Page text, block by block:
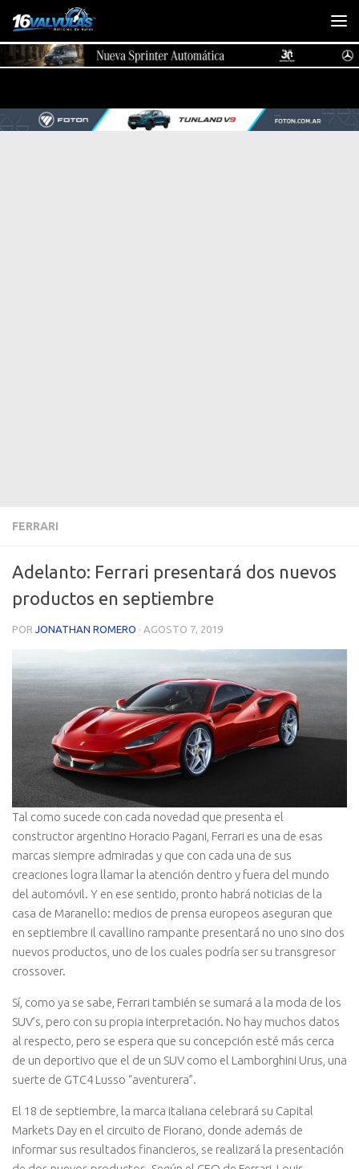
Saltar al contenido
FERRARI
Adelanto: Ferrari presentará dos nuevos
productos en septiembre
POR JONATHAN ROMERO · AGOSTO 7, 2019
Tal como sucede con cada novedad que presenta el
constructor argentino Horacio Pagani, Ferrari es una de esas
marcas siempre admiradas y que con cada una de sus
creaciones logra llamar la atención dentro y fuera del mundo
del automóvil. Y en ese sentido, pronto habrá noticias de la
casa de Maranello: medios de prensa europeos aseguran que
en septiembre il cavallino rampante presentará no uno sino dos
nuevos productos, uno de los cuales podría ser su transgresor
crossover.
Sí, como ya se sabe, Ferrari también se sumará a la moda de los
SUV’s, pero con su propia interpretación. No hay muchos datos
al respecto, pero se espera que su concepción esté más cerca
de un deportivo que el de un SUV como el Lamborghini Urus, una
suerte de GTC4 Lusso “aventurera”.
El 18 de septiembre, la marca italiana celebrará su Capital
Markets Day en el circuito de Fiorano, donde además de
informar sus resultados financieros, se realizará la presentación